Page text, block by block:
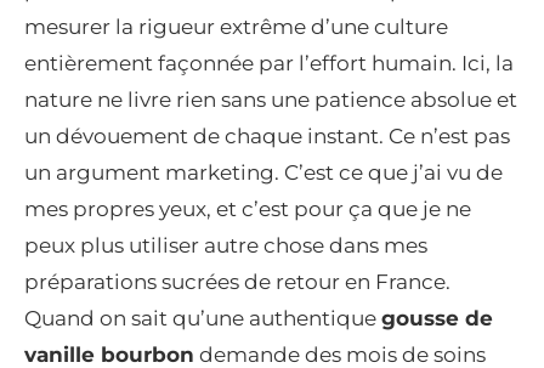
mesurer la rigueur extrême d’une culture
entièrement façonnée par l’effort humain. Ici, la
nature ne livre rien sans une patience absolue et
un dévouement de chaque instant. Ce n’est pas
un argument marketing. C’est ce que j’ai vu de
mes propres yeux, et c’est pour ça que je ne
peux plus utiliser autre chose dans mes
préparations sucrées de retour en France.
Quand on sait qu’une authentique gousse de
vanille bourbon demande des mois de soins